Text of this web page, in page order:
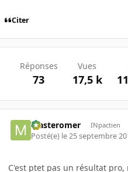
Citer
Réponses
73
Vues
17,5 k
Masteromer INpactien
Posté(e) le 25 septembre
C'est ptet pas un résultat pro,